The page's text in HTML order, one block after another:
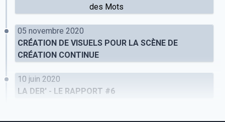
des Mots
05 novembre 2020
CRÉATION DE VISUELS POUR LA SCÈNE DE
CRÉATION CONTINUE
10 juin 2020
LA DER' - LE RAPPORT #6